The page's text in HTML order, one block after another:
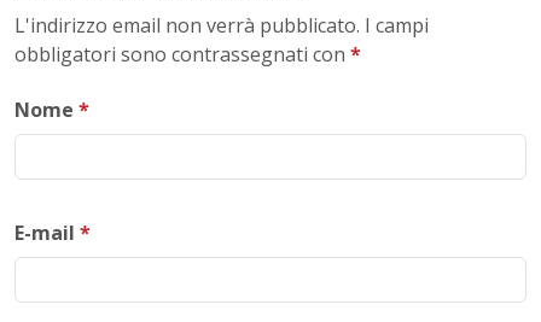
L'indirizzo email non verrà pubblicato. I campi
obbligatori sono contrassegnati con *
Nome *
E-mail *